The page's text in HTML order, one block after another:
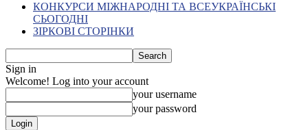
КОНКУРСИ МІЖНАРОДНІ ТА ВСЕУКРАЇНСЬКІ
СЬОГОДНІ
ЗІРКОВІ СТОРІНКИ
Sign in
Welcome! Log into your account
your username
your password